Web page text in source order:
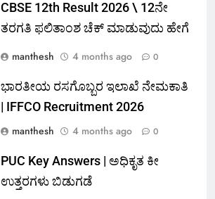
CBSE 12th Result 2026 \ 12ನೇ
ತರಗತಿ ಫಲಿತಾಂಶ ಚೆಕ್ ಮಾಡುವುದು ಹೇಗೆ
manthesh
4 months ago 0
ಭಾರತೀಯ ರಸಗೊಬ್ಬರ ಇಲಾಖೆ ನೇಮಕಾತಿ
| IFFCO Recruitment 2026
manthesh
4 months ago 0
PUC Key Answers | ಅಧಿಕೃತ ಕೀ
ಉತ್ತರಗಳು ಬಿಡುಗಡೆ